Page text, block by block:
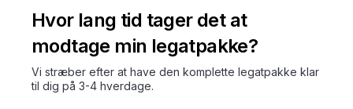
Hvor lang tid tager det at
modtage min legatpakke?
Vi stræber efter at have den komplette legatpakke klar
til dig på 3-4 hverdage.